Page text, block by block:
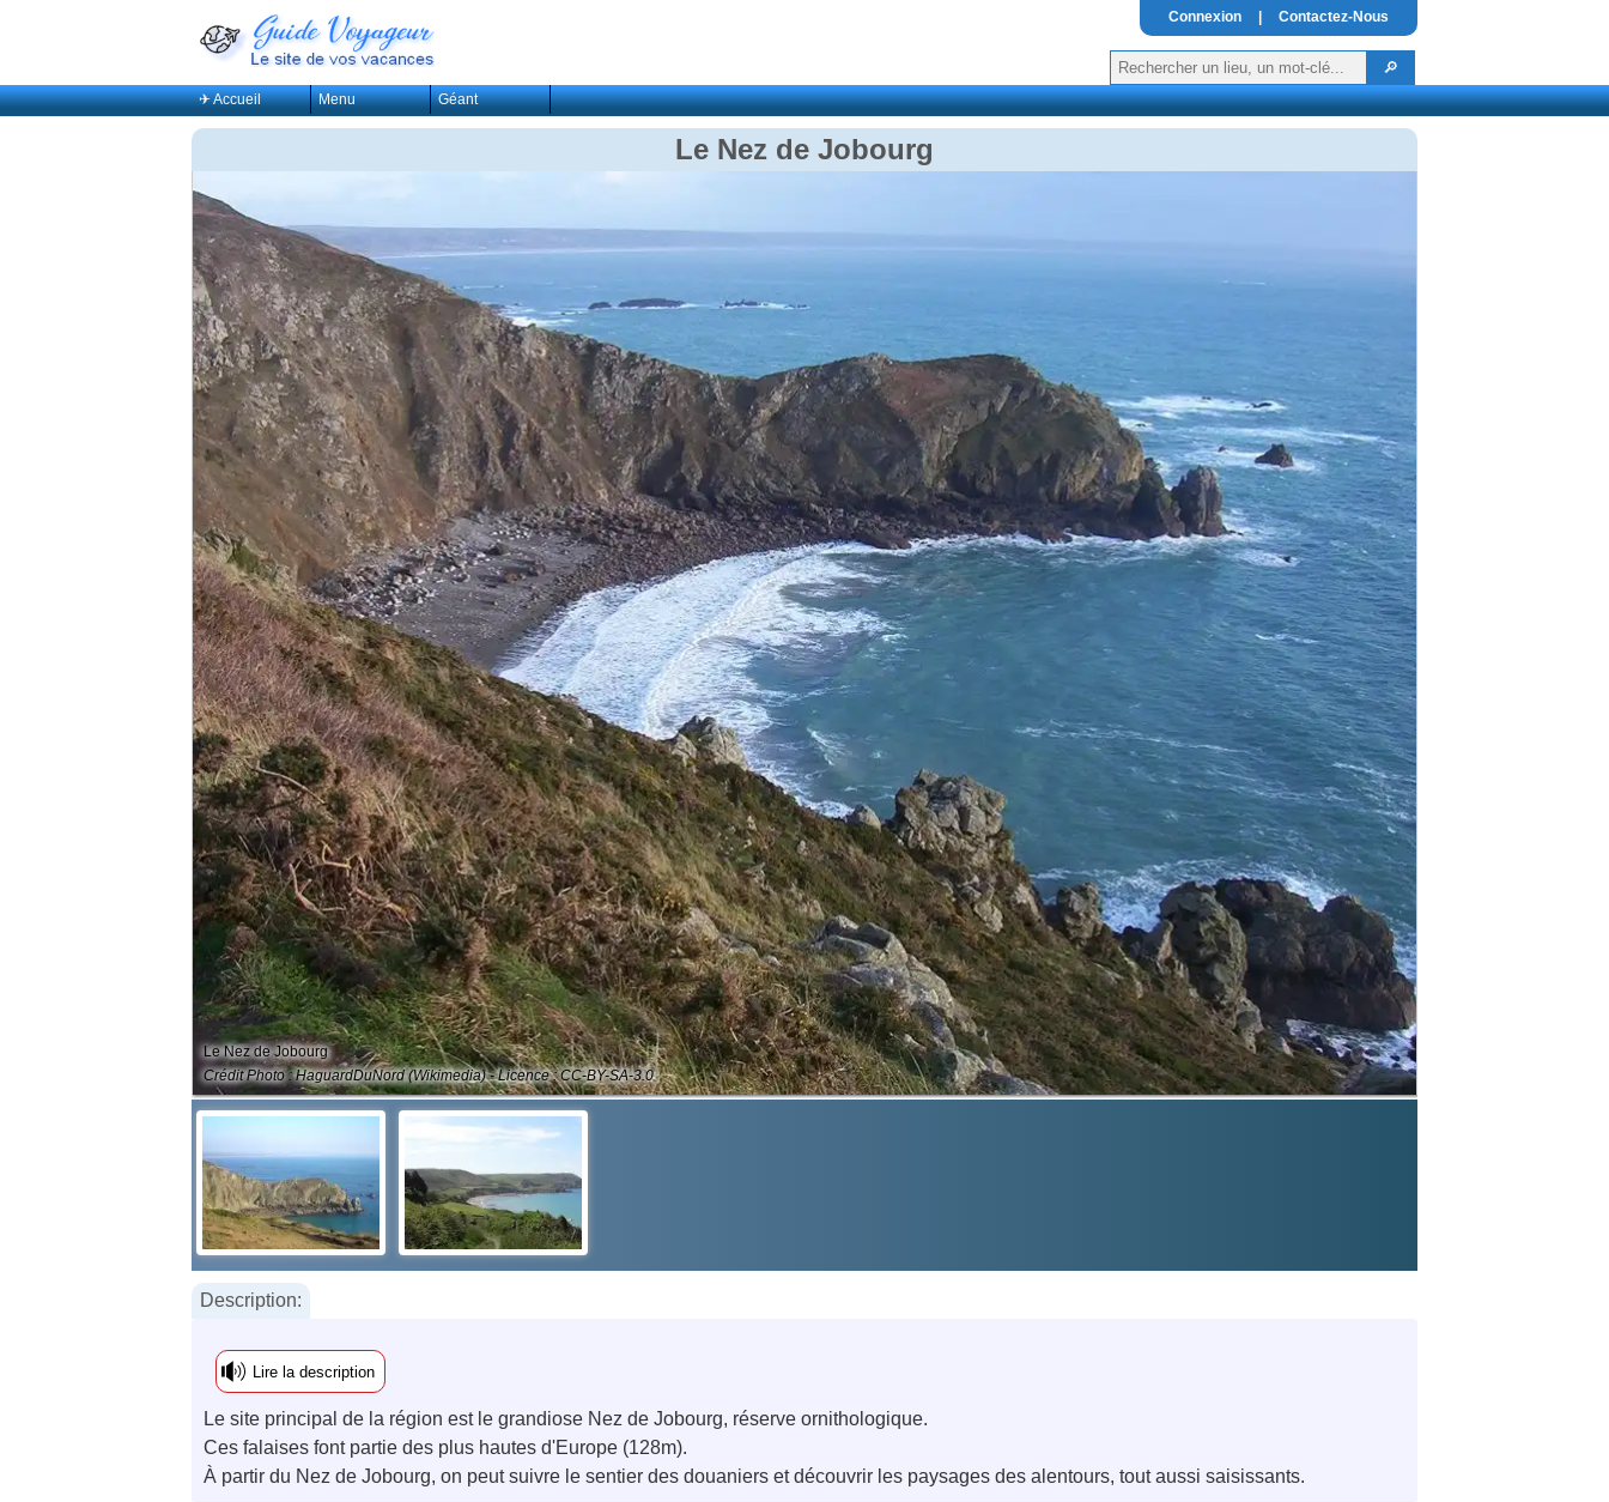
Connexion Contactez-Nous
✈ Accueil Menu Géant
Le Nez de Jobourg
Le Nez de Jobourg
Crédit Photo : HaguardDuNord (Wikimedia) - Licence : CC-BY-SA-3.0
Description:
Lire la description
Le site principal de la région est le grandiose Nez de Jobourg, réserve ornithologique.
Ces falaises font partie des plus hautes d'Europe (128m).
À partir du Nez de Jobourg, on peut suivre le sentier des douaniers et découvrir les paysages des alentours, tout aussi saisissants.